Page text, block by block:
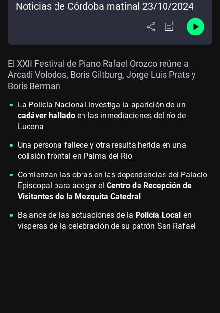
Noticias de Córdoba matinal 23/10/2024
El XXII Festival de Piano Rafael Orozco reúne a
Arcadi Volodos, Boris Giltburg, Jorge Luis Prats y
Boris Berman
La Policía Nacional investiga la aparición de un
cadáver hallado en las inmediaciones del río de
Lucena
Una persona fallece y otra resulta herida en una
colisión frontal en Palma del Río
Comienzan las obras en las dependencias del Palacio
Episcopal para acoger el Centro de Recepción de
Visitantes de la Mezquita Catedral
Balance de las actuaciones de la Policía Local en
vísperas de la celebración de su patrón San Rafael